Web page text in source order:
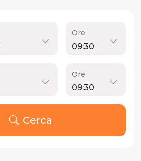
Ore
Ore
Cerca